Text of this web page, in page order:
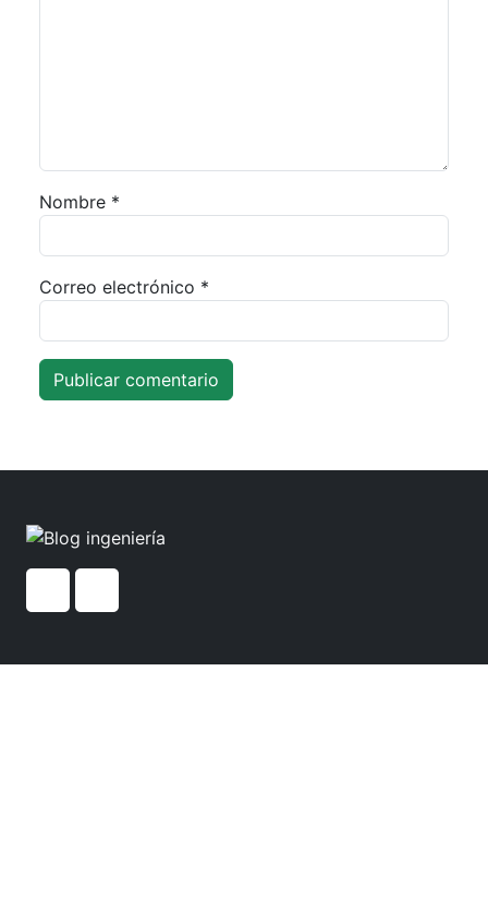
Nombre *
Correo electrónico *